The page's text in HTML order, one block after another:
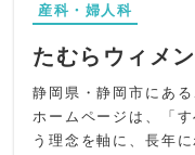
取れるよう配慮。余
UI/UXでは、院内紹介
し、視覚的な没入感と
ップ上部に配置し、
クリニック像を強調
産科・婦人科
たむらウィメ
静岡県・静岡市にあ
ホームページは、「
う理念を軸に、長年